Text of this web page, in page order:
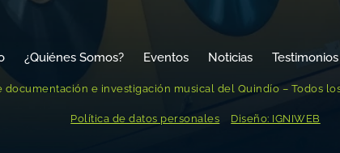
¿Quiénes Somos? Eventos Noticias Testimonios
documentación e investigación musical del Quindío – Todos
Política de datos personales Diseño: IGNIWEB